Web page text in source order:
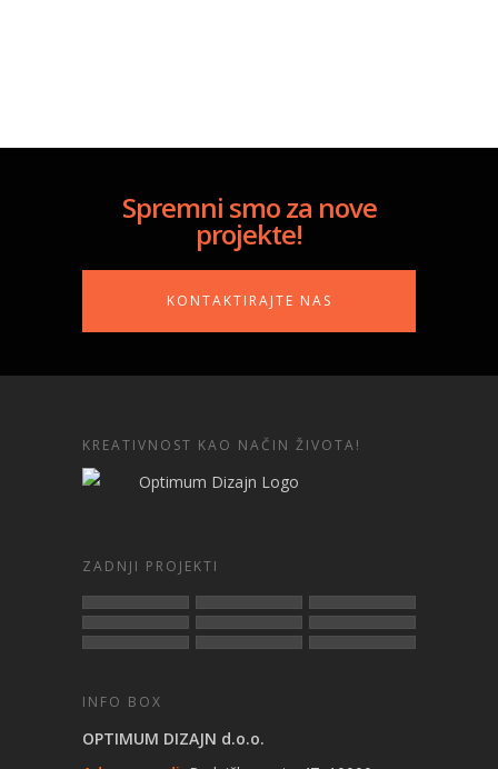
Spremni smo za nove
projekte!
KONTAKTIRAJTE NAS
KREATIVNOST KAO NAČIN ŽIVOTA!
ZADNJI PROJEKTI
INFO BOX
OPTIMUM DIZAJN d.o.o.